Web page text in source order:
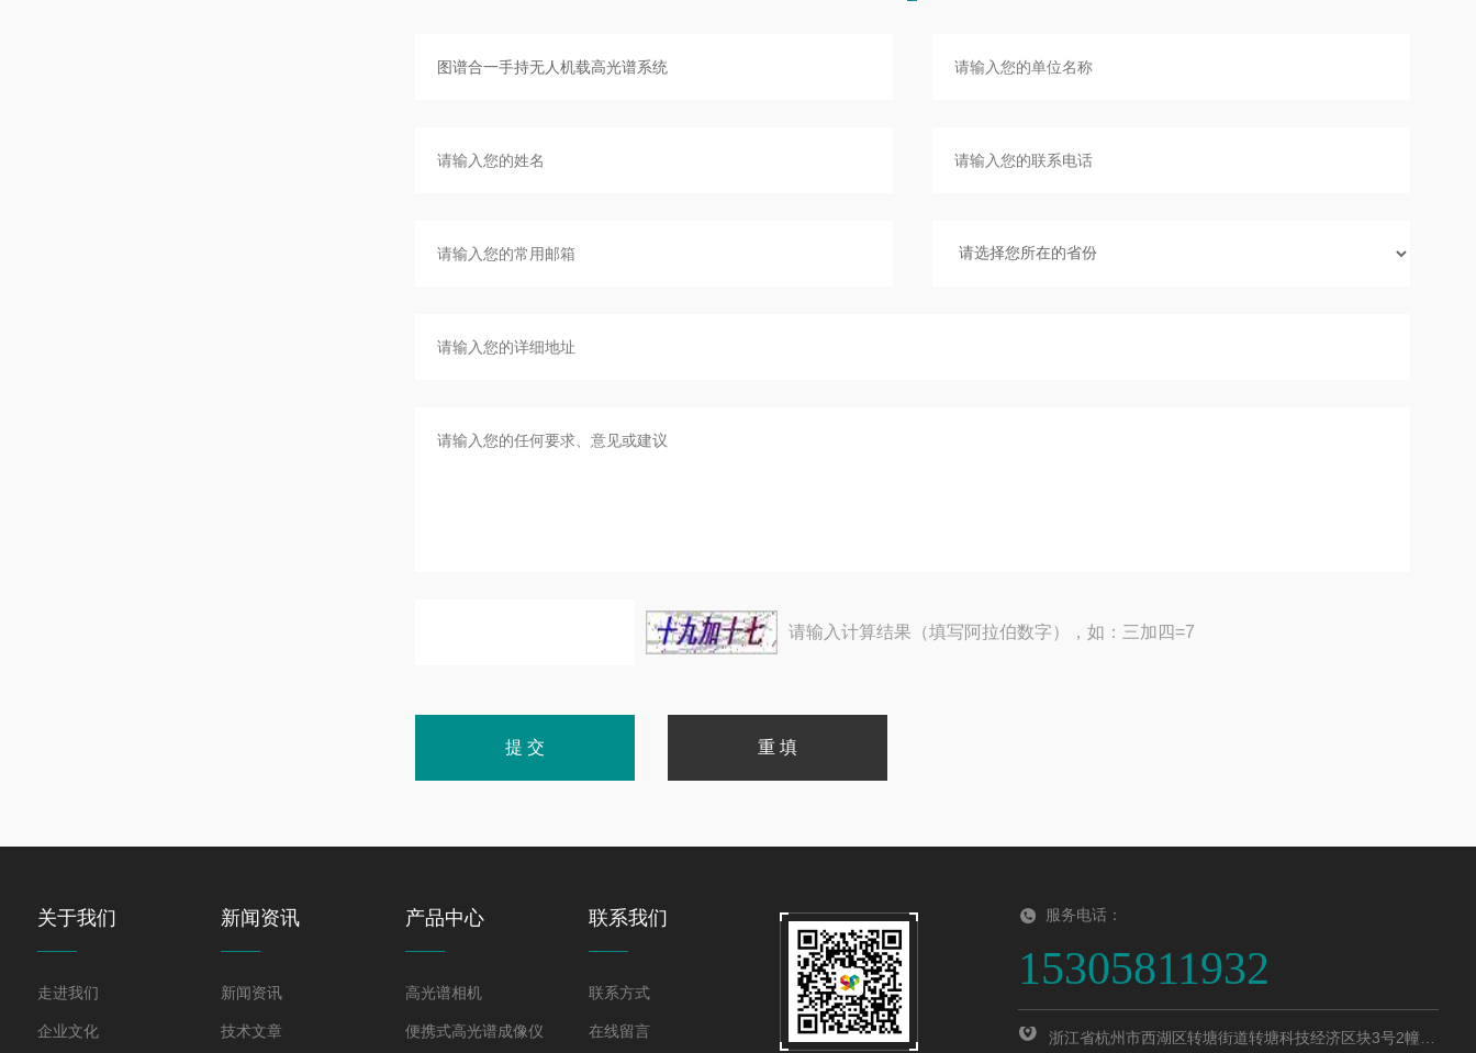
请输入计算结果（填写阿拉伯数字），如：三加四=7
关于我们
走进我们
企业文化
新闻资讯
新闻资讯
技术文章
产品中心
高光谱相机
便携式高光谱成像仪
联系我们
联系方式
在线留言
服务电话：
15305811932
浙江省杭州市西湖区转塘街道转塘科技经济区块3号2幢5层503室